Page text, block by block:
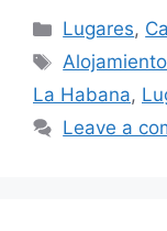
Categories
Lugares,
Tags
La Habana,
Leave a